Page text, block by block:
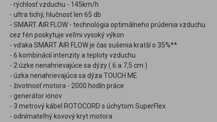
- rýchlosť vzduchu - 145km/h
- ultra tichý, hlučnosť len 65 db
- SMART AIR FLOW - technológia optimálneho prúdenia vzduchu
cez fén poskytuje veľmi vysoký výkon
- vďaka SMART AIR FLOW je čas sušenia kratší o 35%**
- 6 kombinácií intenzity a teploty vzduchu
- 2 úzke nenahrievajúce sa dýzy ( 6 a 7,5 cm )
- úzka nenahrievajúca sa dýza TOUCH ME
- životnosť motora - 2000 hodín práce
- generátor iónov
- 3 metrový kábel ROTOCORD s úchytom SuperFlex
- odnímateľný kovový kryt motora